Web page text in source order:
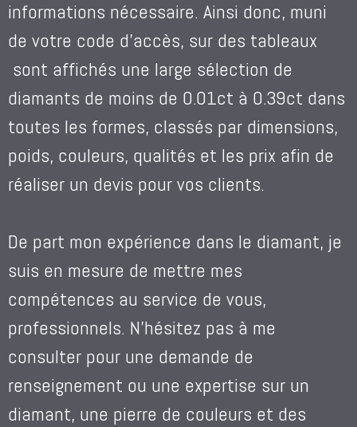
informations nécessaire. Ainsi donc, muni
de votre code d’accès, sur des tableaux
sont affichés une large sélection de
diamants de moins de 0.01ct à 0.39ct dans
toutes les formes, classés par dimensions,
poids, couleurs, qualités et les prix afin de
réaliser un devis pour vos clients.
De part mon expérience dans le diamant, je
suis en mesure de mettre mes
compétences au service de vous,
professionnels. N’hésitez pas à me
consulter pour une demande de
renseignement ou une expertise sur un
diamant, une pierre de couleurs et des